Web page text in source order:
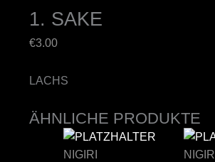
1. SAKE
€3.00
LACHS
ÄHNLICHE PRODUKTE
NIGIRI NIGIRI